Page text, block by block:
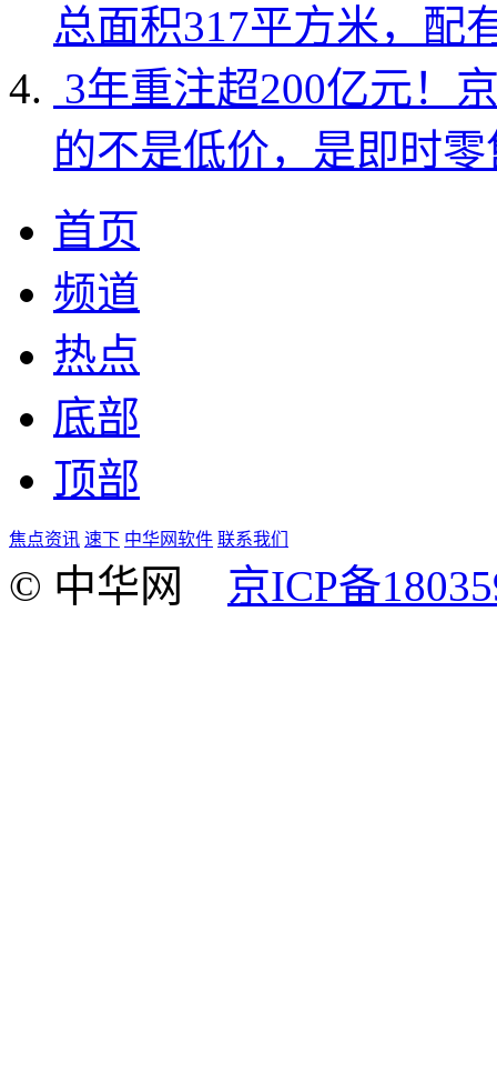
总面积317平方米，配
3年重注超200亿元！
的不是低价，是即时
首页
频道
热点
底部
顶部
焦点资讯 速下 中华网软件 联系我们
© 中华网 京ICP备